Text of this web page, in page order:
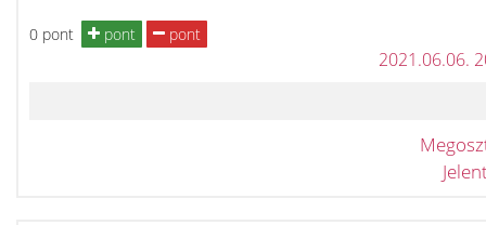
0 pont pont pont
2021.06.06.